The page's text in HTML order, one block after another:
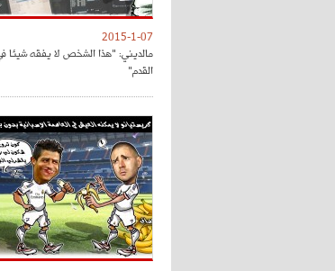
2015-1-07
مالديني: "هذا الشخص لا يفقه شيئا
القدم"